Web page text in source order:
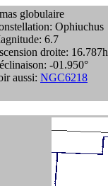
globulaire
Ophiuchus
6.7
droite: 16.787h
-01.950°
aussi: NGC6218